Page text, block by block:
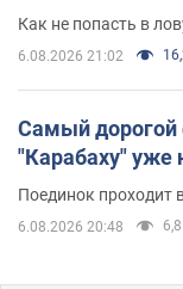
Как не попасть в
6.08.2026 21:02
Самый дорогой
"Карабаху" уже
Поединок проходит
6.08.2026 20:48 6,8